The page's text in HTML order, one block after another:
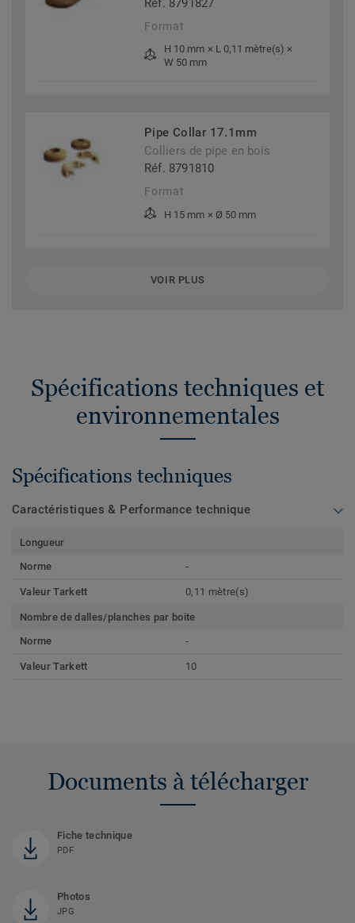
Réf. 8791827
Format
H 10 mm × L 0,11 mètre(s) ×
W 50 mm
Pipe Collar 17.1mm
Colliers de pipe en bois
Réf. 8791810
Format
H 15 mm × Ø 50 mm
VOIR PLUS
Spécifications techniques et
environnementales
Spécifications techniques
Caractéristiques & Performance technique
Longueur
Norme
-
Valeur Tarkett 0,11 mètre(s)
Nombre de dalles/planches par boite
Norme
-
Valeur Tarkett 10
Documents à télécharger
Fiche technique
PDF
Photos
JPG